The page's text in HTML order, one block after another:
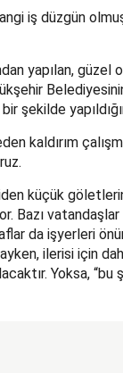
yollar yenileniyor
iş düzgün
yapılan, güzel
şekilde
kaldırım
küçük
Bazı vatandaşlar
da işyerleri
ilerisi için
Yoksa,